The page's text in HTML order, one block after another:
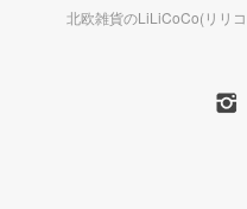
北欧雑貨のLiLiCoCo(リリ